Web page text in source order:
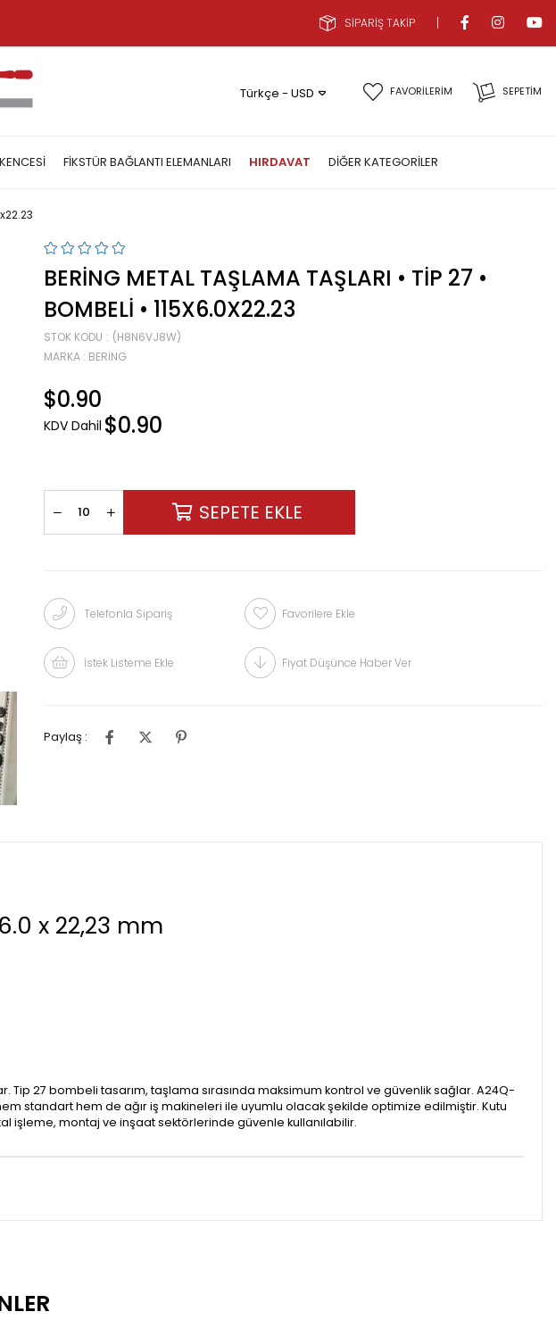
SİPARİŞ TAKİP
SEPETIM
FAVORİLERİM
Türkçe - USD
FIKSTÜR BAĞLANTI ELEMANLARI HIRDAVAT DIĞER KATEGORILER
BERING METAL TAŞLAMA TAŞLARI • TIP 27 •
BOMBELI • 115X6.0X22.23
STOK KODU
(H8N6VJ8W)
MARKA : BERING
$0.90
KDV Dahil $0.90
Telefonla Sipariş Favorilere Ekle
İstek Listeme Ekle Fiyat Düşünce Haber Ver
Paylaş :
x 22,23 mm
Tip 27 bombeli tasarım, taşlama sırasında maksimum kontrol ve güvenlik sağlar. A24Q-
hem standart hem de ağır iş makineleri ile uyumlu olacak şekilde optimize edilmiştir. Kutu
işleme, montaj ve inşaat sektörlerinde güvenle kullanılabilir.